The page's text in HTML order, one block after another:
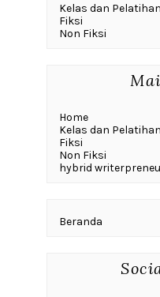
Kelas dan Pelatihan
Fiksi
Non Fiksi
Home
Kelas dan Pelatihan
Fiksi
Non Fiksi
hybrid
Beranda